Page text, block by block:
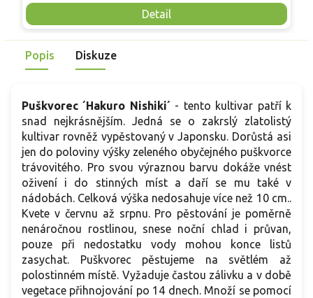
Detail
nedozrávají. Rozmnožuje se vegetativně. Ideální pro
mokřadní partie, u břehů jezírek či vlhčích částí zahrady.
Popis Diskuze
Puškvorec ´Hakuro Nishiki´ - tento kultivar patří k
snad nejkrásnějším. Jedná se o zakrslý zlatolistý
kultivar rovněž vypěstovaný v Japonsku. Dorůstá asi
jen do poloviny výšky zeleného obyčejného puškvorce
trávovitého. Pro svou výraznou barvu dokáže vnést
oživení i do stinných míst a daří se mu také v
nádobách. Celková výška nedosahuje více než 10 cm..
Kvete v červnu až srpnu. Pro pěstování je poměrně
nenáročnou rostlinou, snese noční chlad i průvan,
pouze při nedostatku vody mohou konce listů
zasychat. Puškvorec pěstujeme na světlém až
polostinném místě. Vyžaduje častou zálivku a v době
vegetace přihnojování po 14 dnech. Množí se pomocí